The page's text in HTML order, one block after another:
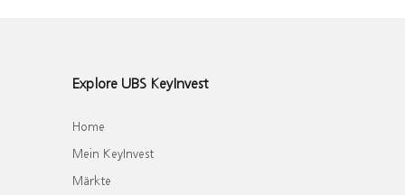
Explore UBS KeyInvest
Home
Mein KeyInvest
Märkte